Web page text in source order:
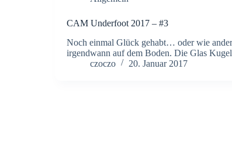
CAM Underfoot 2017 – #3
Noch einmal Glück gehabt… oder wie
irgendwann auf dem Boden. Die Glas
czoczo
20. Januar 2017